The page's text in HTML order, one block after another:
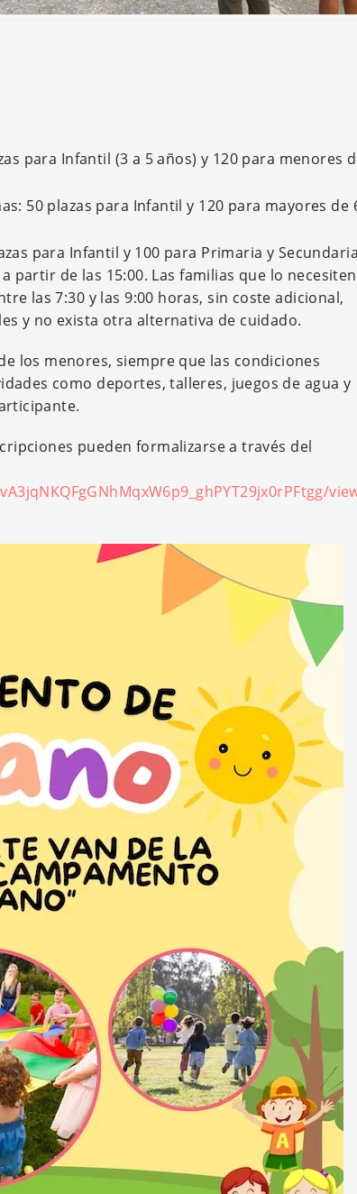
para Infantil (3 a 5 años) y 120 para menores
50 plazas para Infantil y 120 para mayores de
para Infantil y 100 para Primaria y
partir de las 15:00. Las familias que lo necesiten
las 7:30 y las 9:00 horas, sin coste adicional,
y no exista otra alternativa de cuidado.
los menores, siempre que las condiciones
como deportes, talleres, juegos de agua y
pueden formalizarse a través del